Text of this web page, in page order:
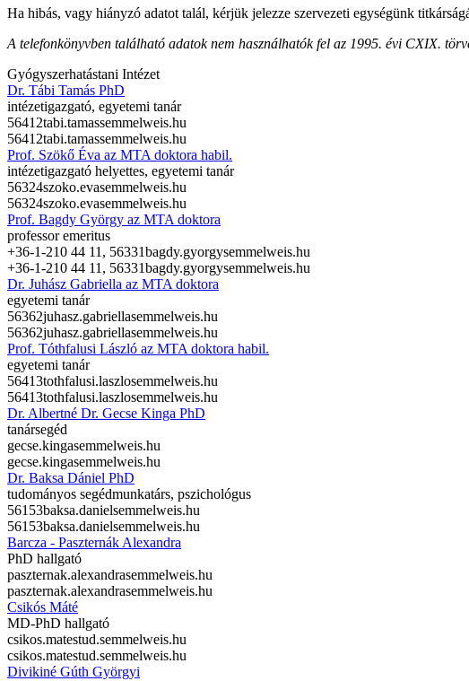
Ha hibás, vagy hiányzó adatot talál, kérjük jelezze szervezeti egységünk
A telefonkönyvben található adatok nem használhatók fel az 1995. évi CXIX.
Gyógyszerhatástani Intézet
Dr. Tábi Tamás PhD
intézetigazgató, egyetemi tanár
56412tabi.tamassemmelweis.hu
56412tabi.tamassemmelweis.hu
Prof. Szökő Éva az MTA doktora habil.
intézetigazgató helyettes, egyetemi tanár
56324szoko.evasemmelweis.hu
56324szoko.evasemmelweis.hu
Prof. Bagdy György az MTA doktora
professor emeritus
+36-1-210 44 11, 56331bagdy.gyorgysemmelweis.hu
+36-1-210 44 11, 56331bagdy.gyorgysemmelweis.hu
Dr. Juhász Gabriella az MTA doktora
egyetemi tanár
56362juhasz.gabriellasemmelweis.hu
56362juhasz.gabriellasemmelweis.hu
Prof. Tóthfalusi László az MTA doktora habil.
egyetemi tanár
56413tothfalusi.laszlosemmelweis.hu
56413tothfalusi.laszlosemmelweis.hu
Dr. Albertné Dr. Gecse Kinga PhD
tanársegéd
gecse.kingasemmelweis.hu
gecse.kingasemmelweis.hu
Dr. Baksa Dániel PhD
tudományos segédmunkatárs, pszichológus
56153baksa.danielsemmelweis.hu
56153baksa.danielsemmelweis.hu
Barcza - Paszternák Alexandra
PhD hallgató
paszternak.alexandrasemmelweis.hu
paszternak.alexandrasemmelweis.hu
Csikós Máté
MD-PhD hallgató
csikos.matestud.semmelweis.hu
csikos.matestud.semmelweis.hu
Divikiné Gúth Györgyi